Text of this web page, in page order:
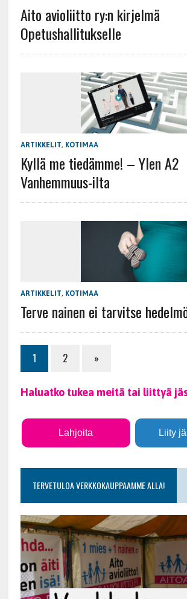
Aito avioliitto ry:n kirjelmä
Opetushallitukselle
ARTIKKELIT, KOTIMAA
Kyllä me tiedämme! – Ylen A2
Vanhemmuus-ilta
ARTIKKELIT, KOTIMAA
Terve nainen ei tarvitse
1 2 »
Haluatko tukea meitä tai liittyä
Lahjoita Liity
TERVETULOA VERKKOKAUPPAAMME ALLA!